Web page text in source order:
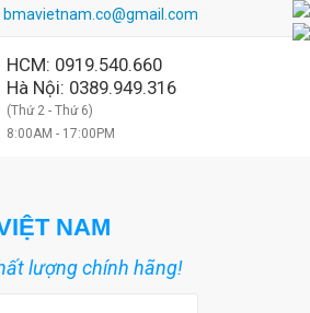
bmavietnam.co@gmail.com
HCM: 0919.540.660
Hà Nội: 0389.949.316
(Thứ 2 - Thứ 6)
8:00AM - 17:00PM
NAM
lượng chính hãng!